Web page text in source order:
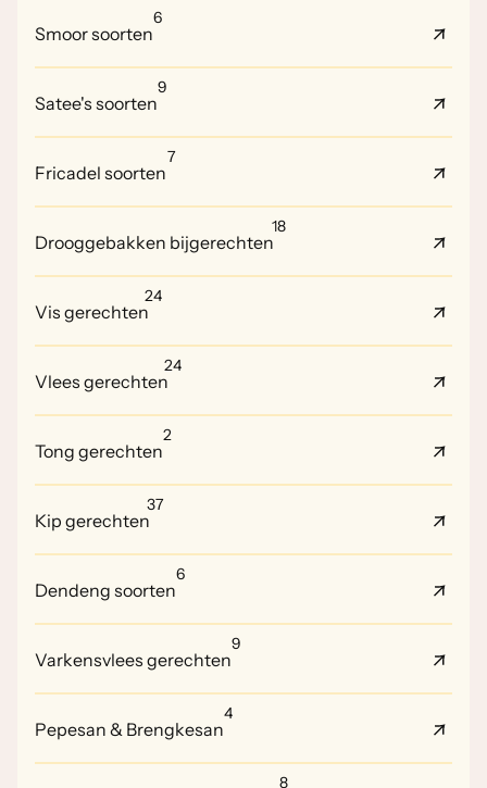
Smoor soorten
6
Satee's soorten
9
Fricadel soorten
7
Drooggebakken bijgerechten
18
Vis gerechten
24
Vlees gerechten
24
Tong gerechten
2
Kip gerechten
37
Dendeng soorten
6
Varkensvlees gerechten
9
Pepesan & Brengkesan
4
8